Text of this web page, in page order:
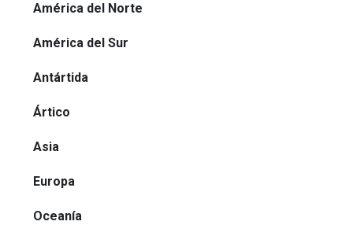
América del Norte
América del Sur
Antártida
Ártico
Asia
Europa
Oceanía